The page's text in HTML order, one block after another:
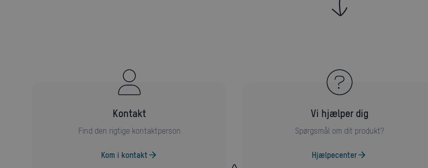
kontakt
Find den rigtige kontaktperson
Kom i kontakt
Vi hjælper dig
Spørgsmål om dit produkt?
Hjælpecenter